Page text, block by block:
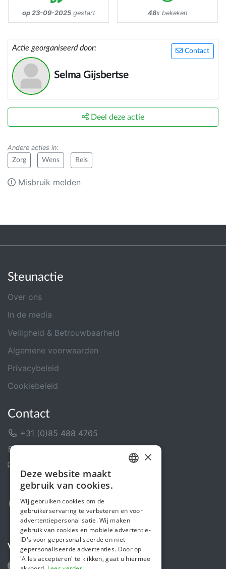
op 23-09-2025gestart 48x bekeken
Contact
Actie georganiseerd door:
Selma Gijsbertse
Deel deze actie
Andere acties in:
Zorg Wens Reis
Misbruik melden
Steunactie
Over ons
In de media
Veiligheid & Betrouwbaarheid
Algemene voorwaarden
Privacybeleid
Cookiebeleid
Contact
+31 (0)85 488 4765
Volg ons
ENGLISH
×
Deze website maakt
gebruik van cookies.
Wij gebruiken cookies om de
gebruikerservaring te verbeteren en voor
advertentiepersonalisatie. Wij maken
gebruik van cookies en mobiele advertentie-
ID's voor gepersonaliseerde en niet-
gepersonaliseerde advertenties. Door op
'Alles accepteren' te klikken, gaat u hiermee